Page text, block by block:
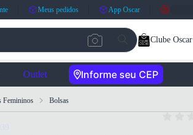
Meus pedidos App Oscar
Clube Oscar
Outlet Informe seu CEP
Femininos
Bolsas